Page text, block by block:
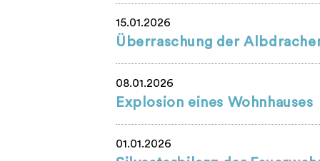
15.01.2026
Überraschung der
08.01.2026
Explosion eines Wohnhauses
01.01.2026